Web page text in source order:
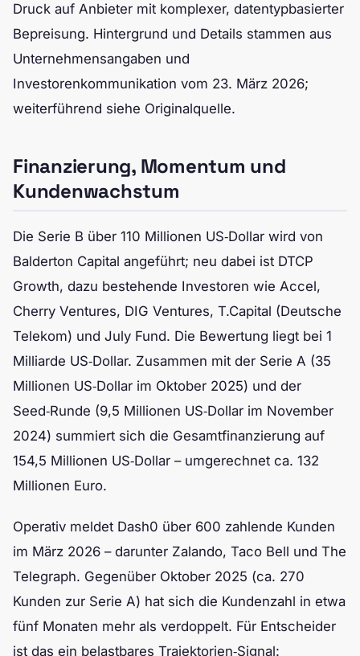
Druck auf Anbieter mit komplexer, datentypbasierter
Bepreisung. Hintergrund und Details stammen aus
Unternehmensangaben und
Investorenkommunikation vom 23. März 2026;
weiterführend siehe Originalquelle.
Finanzierung, Momentum und
Kundenwachstum
Die Serie B über 110 Millionen US‑Dollar wird von
Balderton Capital angeführt; neu dabei ist DTCP
Growth, dazu bestehende Investoren wie Accel,
Cherry Ventures, DIG Ventures, T.Capital (Deutsche
Telekom) und July Fund. Die Bewertung liegt bei 1
Milliarde US‑Dollar. Zusammen mit der Serie A (35
Millionen US‑Dollar im Oktober 2025) und der
Seed‑Runde (9,5 Millionen US‑Dollar im November
2024) summiert sich die Gesamtfinanzierung auf
154,5 Millionen US‑Dollar – umgerechnet ca. 132
Millionen Euro.
Operativ meldet Dash0 über 600 zahlende Kunden
im März 2026 – darunter Zalando, Taco Bell und The
Telegraph. Gegenüber Oktober 2025 (ca. 270
Kunden zur Serie A) hat sich die Kundenzahl in etwa
fünf Monaten mehr als verdoppelt. Für Entscheider
ist das ein belastbares Trajektorien‑Signal: